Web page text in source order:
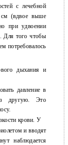
с лечебной
(вдвое выше
при удвоении
Для того чтобы
потребовалось
дыхания и
давление в
другую. Это
крови. У
и вводят
наблюдается